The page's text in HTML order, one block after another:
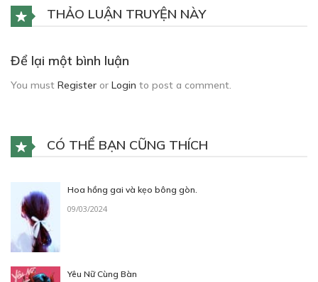
THẢO LUẬN TRUYỆN NÀY
Để lại một bình luận
You must Register or Login to post a comment.
CÓ THỂ BẠN CŨNG THÍCH
Hoa hồng gai và kẹo bông gòn.
09/03/2024
Yêu Nữ Cùng Bàn